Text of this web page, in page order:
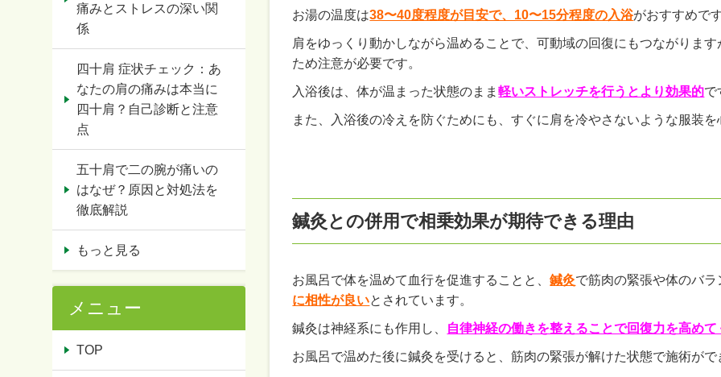
お湯の温度は38〜40度程度が目安で、10〜15分程度の入浴がおすすめで
肩をゆっくり動かしながら温めることで、可動域の回復にもつながりま
ため注意が必要です。
入浴後は、体が温まった状態のまま軽いストレッチを行うとより効果的で
また、入浴後の冷えを防ぐためにも、すぐに肩を冷やさないような服装
鍼灸との併用で相乗効果が期待できる理由
お風呂で体を温めて血行を促進することと、鍼灸で筋肉の緊張や体のバ
に相性が良いとされています。
鍼灸は神経系にも作用し、 自律神経の働きを整えることで回復力を高めて
お風呂で温めた後に鍼灸を受けると、筋肉の緊張が解けた状態で施術が
痛みとストレスの深い関
係
四十肩 症状チェック：あ
なたの肩の痛みは本当に
四十肩？自己診断と注意
点
五十肩で二の腕が痛いの
はなぜ？原因と対処法を
徹底解説
もっと見る
メニュー
TOP